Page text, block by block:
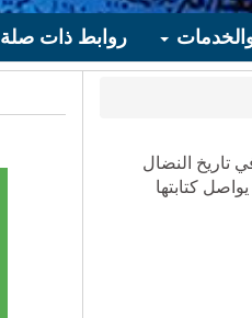
والخدمات روابط ذات صلة
تاريخ النضال
كتابتها